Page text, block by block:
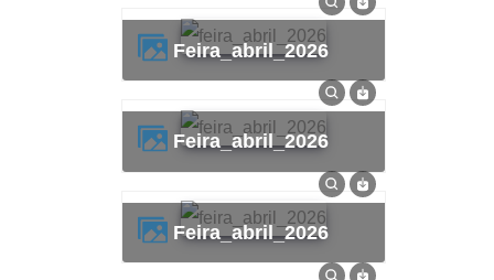
feira_abril_2026
feira_abril_2026
feira_abril_2026